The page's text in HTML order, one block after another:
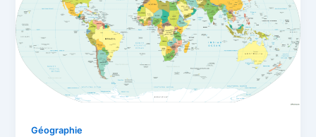
Géographie